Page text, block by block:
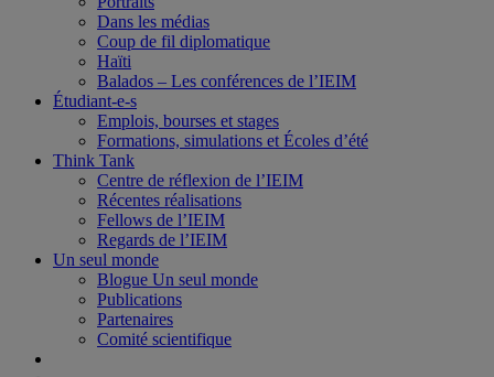
Dans les médias
Coup de fil diplomatique
Haïti
Balados – Les conférences de l’IEIM
Étudiant-e-s
Emplois, bourses et stages
Formations, simulations et Écoles d’été
Think Tank
Centre de réflexion de l’IEIM
Récentes réalisations
Fellows de l’IEIM
Regards de l’IEIM
Un seul monde
Blogue Un seul monde
Publications
Partenaires
Comité scientifique